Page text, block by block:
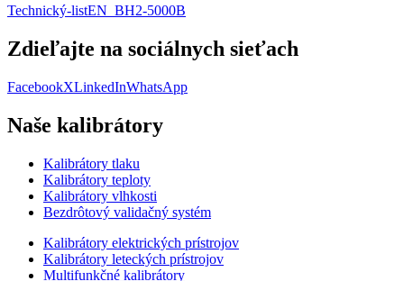
Technický-listEN_BH2-5000B
Zdieľajte na sociálnych sieťach
FacebookXLinkedInWhatsApp
Naše kalibrátory
Kalibrátory tlaku
Kalibrátory teploty
Kalibrátory vlhkosti
Bezdrôtový validačný systém
Kalibrátory elektrických prístrojov
Kalibrátory leteckých prístrojov
Multifunkčné kalibrátory